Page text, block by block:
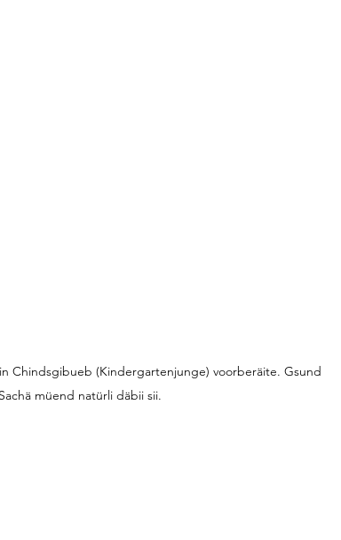
Chindsgibueb (Kindergartenjunge) voorberäite. Gsund
müend natürli däbii sii.